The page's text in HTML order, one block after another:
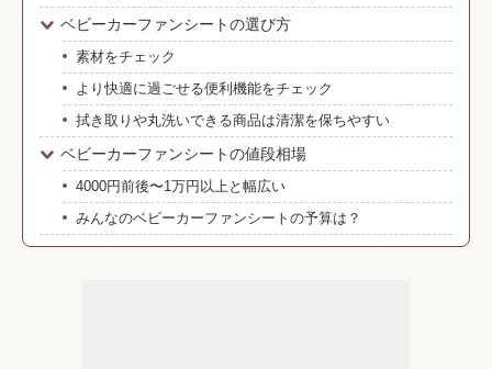
ベビーカーファンシートの選び方
素材をチェック
より快適に過ごせる便利機能をチェック
拭き取りや丸洗いできる商品は清潔を保ちやすい
ベビーカーファンシートの値段相場
4000円前後〜1万円以上と幅広い
みんなのベビーカーファンシートの予算は？
ベビーカーファンシートのおすすめ8選！